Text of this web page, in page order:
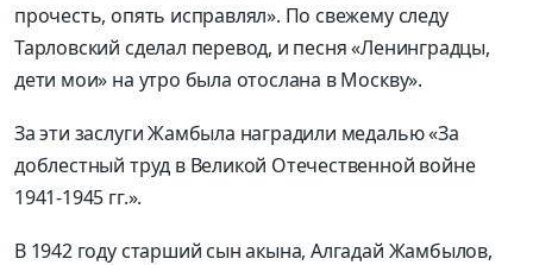
прочесть, опять исправлял». По свежему следу
Тарловский сделал перевод, и песня «Ленинградцы,
дети мои» на утро была отослана в Москву».
За эти заслуги Жамбыла наградили медалью «За
доблестный труд в Великой Отечественной войне
1941-1945 гг.».
В 1942 году старший сын акына, Алгадай Жамбылов,